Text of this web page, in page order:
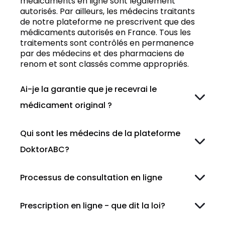
autorisés. Par ailleurs, les médecins traitants
de notre plateforme ne prescrivent que des
médicaments autorisés en France. Tous les
traitements sont contrôlés en permanence
par des médecins et des pharmaciens de
renom et sont classés comme appropriés.
Ai-je la garantie que je recevrai le
médicament original ?
médicaments, ils seront livrés par une
pharmacie agréée, fiable et enregistrée dans
l'UE et autorisée à fournir des services aux
Qui sont les médecins de la plateforme
DoktorABC?
DoktorABC sont enregistrés dans l'UE et sont
autorisés à fournir des services aux clients
Processus de consultation en ligne
questionnaire écrit. Tous les questionnaires
sont confidentiels et permettent de connaître
Prescription en ligne - que dit la loi?